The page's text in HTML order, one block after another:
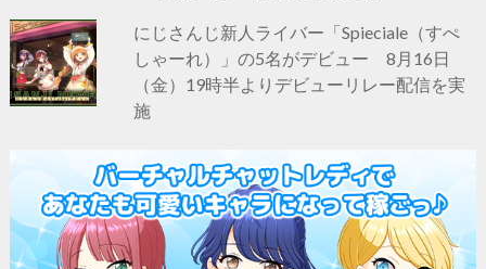
にじさんじ新人ライバー「Spieciale（すぺ
しゃーれ）」の5名がデビュー 8月16日
（金）19時半よりデビューリレー配信を実
施